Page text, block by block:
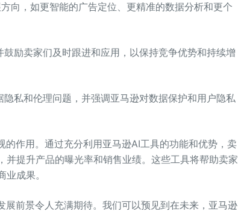
向，如更智能的广告定位、更精准的数据分析和更个
励卖家们及时跟进和应用，以保持竞争优势和持续增
私和伦理问题，并强调亚马逊对数据保护和用户隐私
作用。通过充分利用亚马逊AI工具的功能和优势，卖
提升产品的曝光率和销售业绩。这些工具将帮助卖家
成果。
前景令人充满期待。我们可以预见到在未来，亚马逊